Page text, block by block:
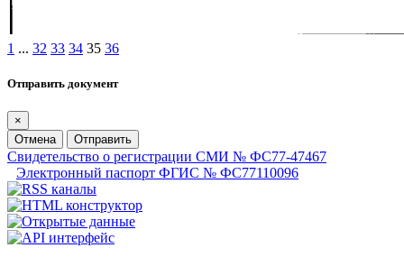
1 ... 32 33 34 35 36
Отправить документ
×
Отмена
Отправить
Свидетельство о регистрации СМИ № ФС77-47467
Электронный паспорт ФГИС № ФС77110096